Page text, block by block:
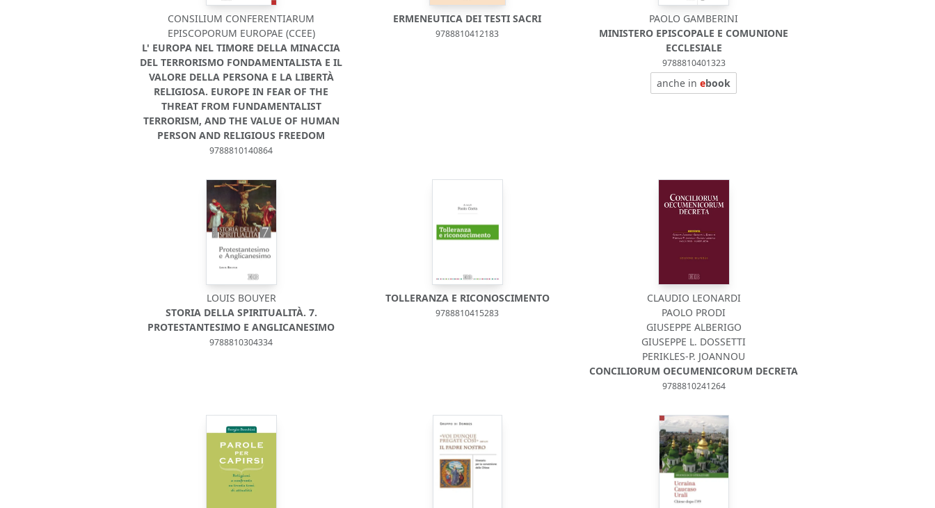
CONSILIUM CONFERENTIARUM
EPISCOPORUM EUROPAE (CCEE)
L' EUROPA NEL TIMORE DELLA MINACCIA
DEL TERRORISMO FONDAMENTALISTA E IL
VALORE DELLA PERSONA E LA LIBERTÀ
RELIGIOSA. EUROPE IN FEAR OF THE
THREAT FROM FUNDAMENTALIST
TERRORISM, AND THE VALUE OF HUMAN
PERSON AND RELIGIOUS FREEDOM
9788810140864
ERMENEUTICA DEI TESTI SACRI
9788810412183
PAOLO GAMBERINI
MINISTERO EPISCOPALE E COMUNIONE
ECCLESIALE
9788810401323
anche inebook
LOUIS BOUYER
STORIA DELLA SPIRITUALITÀ. 7.
PROTESTANTESIMO E ANGLICANESIMO
9788810304334
TOLLERANZA E RICONOSCIMENTO
9788810415283
CLAUDIO LEONARDI
PAOLO PRODI
GIUSEPPE ALBERIGO
GIUSEPPE L. DOSSETTI
PERIKLES-P. JOANNOU
CONCILIORUM OECUMENICORUM DECRETA
9788810241264